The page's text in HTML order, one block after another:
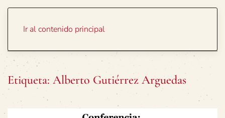
Ir al contenido principal
Etiqueta: Alberto Gutiérrez Arguedas